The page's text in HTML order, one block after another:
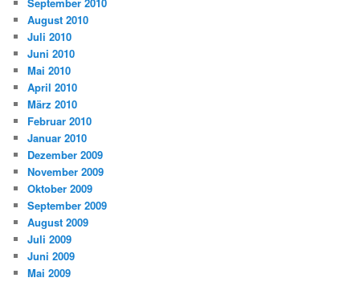
August 2010
Juli 2010
Juni 2010
Mai 2010
April 2010
März 2010
Februar 2010
Januar 2010
Dezember 2009
November 2009
Oktober 2009
September 2009
August 2009
Juli 2009
Juni 2009
Mai 2009